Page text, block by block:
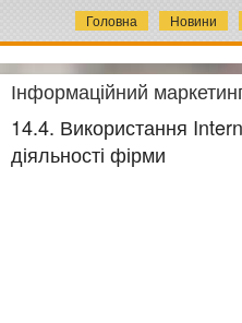
Головна Новини
Інформаційний
14.4. Використання
діяльності фірми